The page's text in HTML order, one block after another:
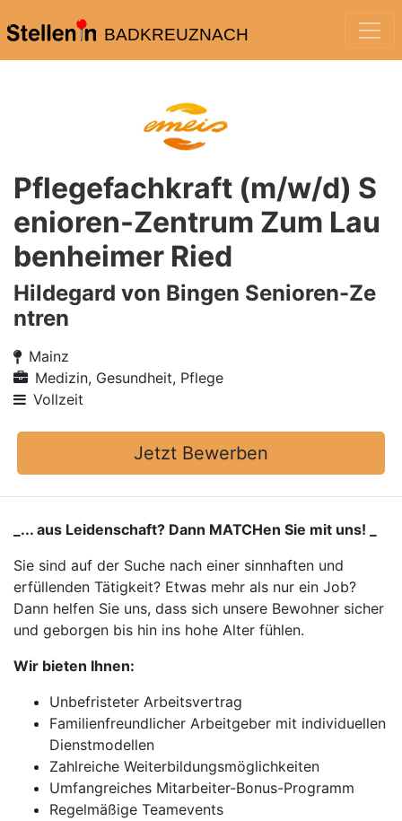
BADKREUZNACH
Pflegefachkraft (m/w/d) S
enioren-Zentrum Zum Lau
benheimer Ried
Hildegard von Bingen Senioren-Ze
ntren
Mainz
Medizin, Gesundheit, Pflege
Vollzeit
Jetzt Bewerben
_... aus Leidenschaft? Dann MATCHen Sie mit uns! _
Sie sind auf der Suche nach einer sinnhaften und
erfüllenden Tätigkeit? Etwas mehr als nur ein Job?
Dann helfen Sie uns, dass sich unsere Bewohner sicher
und geborgen bis hin ins hohe Alter fühlen.
Wir bieten Ihnen:
Unbefristeter Arbeitsvertrag
Familienfreundlicher Arbeitgeber mit individuellen
Dienstmodellen
Zahlreiche Weiterbildungsmöglichkeiten
Umfangreiches Mitarbeiter-Bonus-Programm
Regelmäßige Teamevents